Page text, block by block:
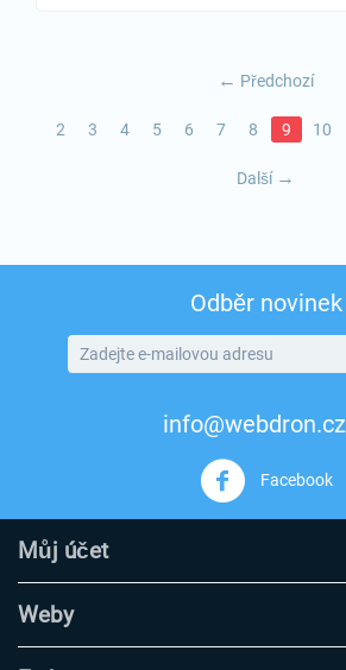
Předchozí
2 3 4 5 6 7 8 9 10
Další
Odběr novinek
info@webdron.cz
Facebook
Můj účet
Weby